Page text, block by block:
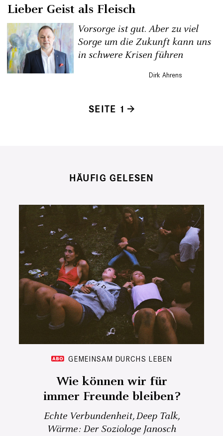
Lieber Geist als Fleisch
Vorsorge ist gut. Aber zu viel
Sorge um die Zukunft kann uns
in schwere Krisen führen
Dirk Ahrens
SEITE 1
HÄUFIG GELESEN
GEMEINSAM DURCHS LEBEN
Wie können wir für
immer Freunde bleiben?
Echte Verbundenheit, Deep Talk,
Wärme: Der Soziologe Janosch